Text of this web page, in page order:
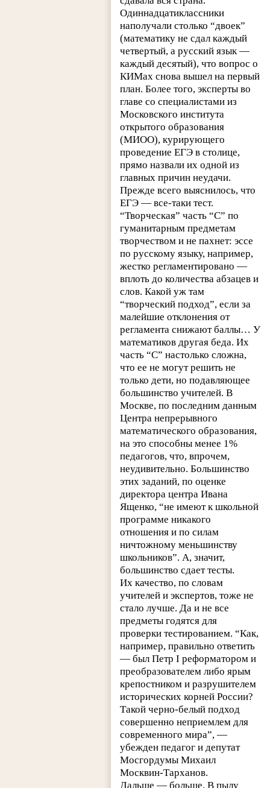
Одиннадцатиклассники
наполучали столько “двоек”
(математику не сдал каждый
четвертый, а русский язык —
каждый десятый), что вопрос о
КИМах снова вышел на первый
план. Более того, эксперты во
главе со специалистами из
Московского института
открытого образования
(МИОО), курирующего
проведение ЕГЭ в столице,
прямо назвали их одной из
главных причин неудачи.
Прежде всего выяснилось, что
ЕГЭ — все-таки тест.
“Творческая” часть “С” по
гуманитарным предметам
творчеством и не пахнет: эссе
по русскому языку, например,
жестко регламентировано —
вплоть до количества абзацев и
слов. Какой уж там
“творческий подход”, если за
малейшие отклонения от
регламента снижают баллы… У
математиков другая беда. Их
часть “С” настолько сложна,
что ее не могут решить не
только дети, но подавляющее
большинство учителей. В
Москве, по последним данным
Центра непрерывного
математического образования,
на это способны менее 1%
педагогов, что, впрочем,
неудивительно. Большинство
этих заданий, по оценке
директора центра Ивана
Ященко, “не имеют к школьной
программе никакого
отношения и по силам
ничтожному меньшинству
школьников”. А, значит,
большинство сдает тесты.
Их качество, по словам
учителей и экспертов, тоже не
стало лучше. Да и не все
предметы годятся для
проверки тестированием. “Как,
например, правильно ответить
— был Петр I реформатором и
преобразователем либо ярым
крепостником и разрушителем
исторических корней России?
Такой черно-белый подход
совершенно неприемлем для
современного мира”, —
убежден педагог и депутат
Мосгордумы Михаил
Москвин-Тарханов.
Дальше — больше. В пылу